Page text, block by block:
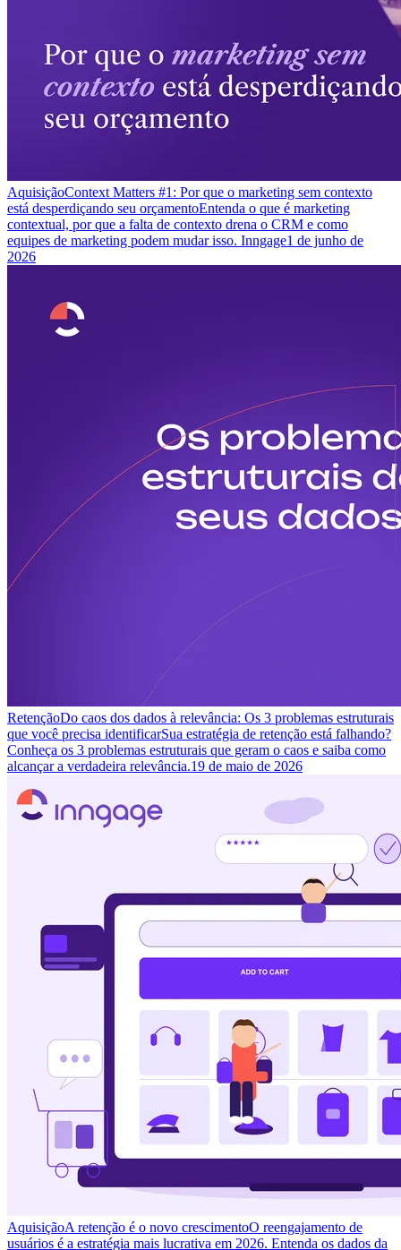
AquisiçãoContext Matters #1: Por que o marketing sem contexto
está desperdiçando seu orçamentoEntenda o que é marketing
contextual, por que a falta de contexto drena o CRM e como
equipes de marketing podem mudar isso. Inngage1 de junho de
2026
RetençãoDo caos dos dados à relevância: Os 3 problemas estruturais
que você precisa identificarSua estratégia de retenção está falhando?
Conheça os 3 problemas estruturais que geram o caos e saiba como
alcançar a verdadeira relevância.19 de maio de 2026
AquisiçãoA retenção é o novo crescimentoO reengajamento de
usuários é a estratégia mais lucrativa em 2026. Entenda os dados da